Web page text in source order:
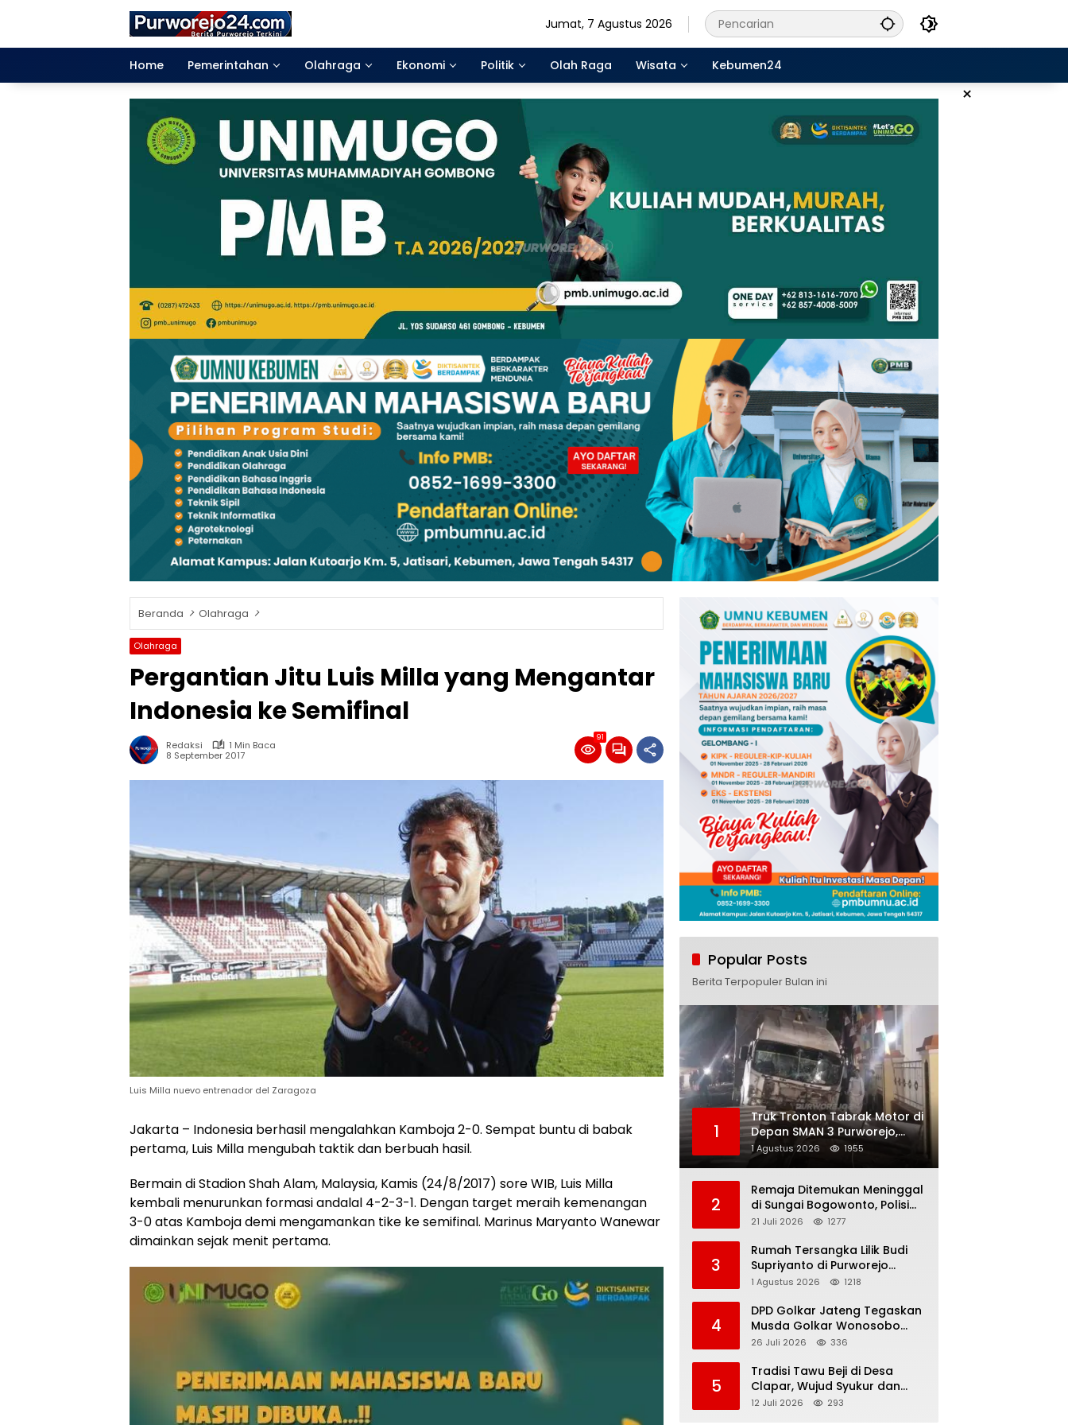
Jumat, 7 Agustus 2026
Home Pemerintahan Olahraga Ekonomi Politik Olah Raga Wisata Kebumen24
×
Beranda Olahraga
Olahraga
Pergantian Jitu Luis Milla yang Mengantar
Indonesia ke Semifinal
Redaksi
1 Min Baca
8 September 2017
91
Luis Milla nuevo entrenador del Zaragoza
Jakarta – Indonesia berhasil mengalahkan Kamboja 2-0. Sempat buntu di babak
pertama, Luis Milla mengubah taktik dan berbuah hasil.
Bermain di Stadion Shah Alam, Malaysia, Kamis (24/8/2017) sore WIB, Luis Milla
kembali menurunkan formasi andalal 4-2-3-1. Dengan target meraih kemenangan
3-0 atas Kamboja demi mengamankan tike ke semifinal. Marinus Maryanto Wanewar
dimainkan sejak menit pertama.
Popular Posts
Berita Terpopuler Bulan ini
1
Truk Tronton Tabrak Motor di
Depan SMAN 3 Purworejo,
Korban Meninggal Dunia,
Polisi Masih Selidiki Penyebab
1 Agustus 2026 1955
2
Remaja Ditemukan Meninggal
di Sungai Bogowonto, Polisi
Masih Selidiki Penyebab
21 Juli 2026 1277
3
Rumah Tersangka Lilik Budi
Supriyanto di Purworejo
Digeledah KPK, Dua
1 Agustus 2026 1218
4
DPD Golkar Jateng Tegaskan
Musda Golkar Wonosobo
Sah, Imam Teguh Purnomo
26 Juli 2026 336
5
Tradisi Tawu Beji di Desa
Clapar, Wujud Syukur dan
Pelestarian Sumber Air
12 Juli 2026 293